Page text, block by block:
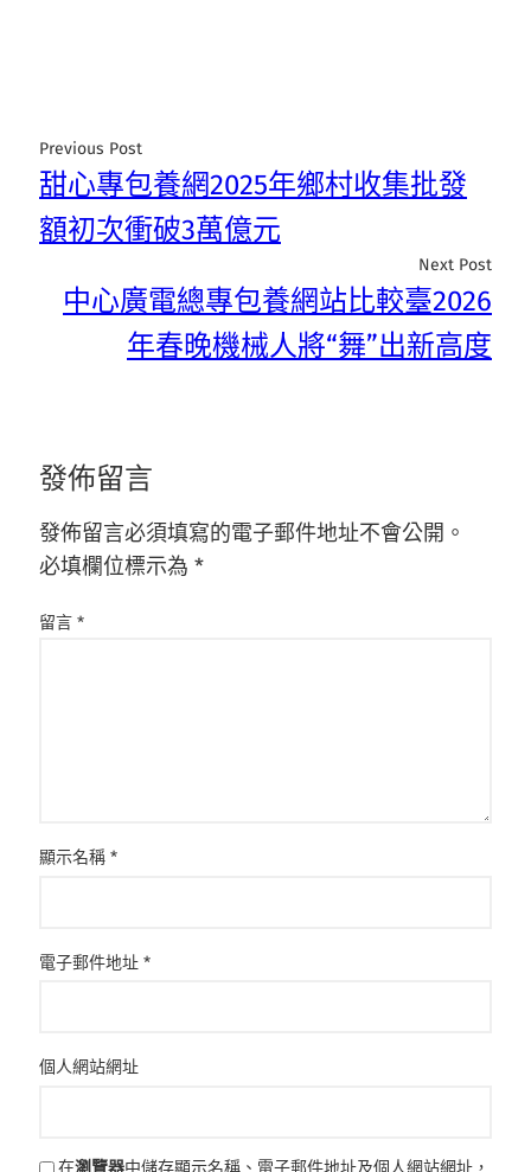
Previous Post
甜心專包養網2025年鄉村收集批發
額初次衝破3萬億元
Next Post
中心廣電總專包養網站比較臺2026
年春晚機械人將“舞”出新高度
發佈留言
發佈留言必須填寫的電子郵件地址不會公開。
必填欄位標示為 *
留言 *
顯示名稱 *
電子郵件地址 *
個人網站網址
在瀏覽器中儲存顯示名稱、電子郵件地址及個人網站網址，